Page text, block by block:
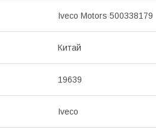
Iveco Motors 500338179
Китай
19639
Iveco